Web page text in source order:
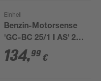
Einhell
Benzin-Motorsense
'GC-BC 25/1 I AS' 23
cm
134,99 €